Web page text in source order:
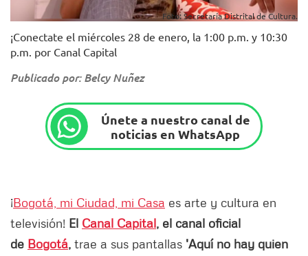
Foto: Secretaría Distrital de Cultura.
¡Conectate el miércoles 28 de enero, la 1:00 p.m. y 10:30
p.m. por Canal Capital
Publicado por: Belcy Nuñez
Únete a nuestro canal de
noticias en WhatsApp
¡Bogotá, mi Ciudad, mi Casa es arte y cultura en
televisión! El Canal Capital, el canal oficial
de Bogotá, trae a sus pantallas 'Aquí no hay quien